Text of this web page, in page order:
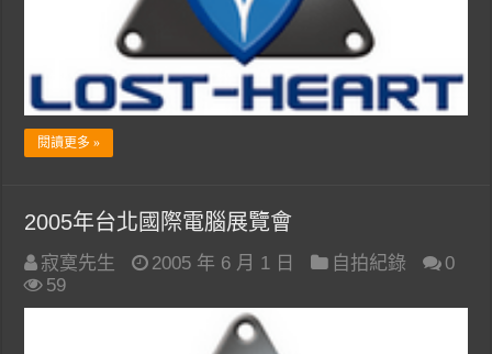
閱讀更多 »
2005年台北國際電腦展覽會
寂寞先生 2005 年 6 月 1 日 自拍紀錄
0
59